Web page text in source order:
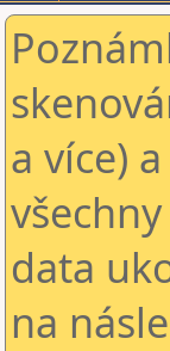
a více)
data
na